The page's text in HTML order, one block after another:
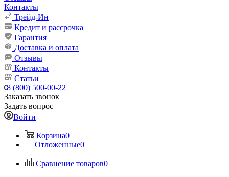
Контакты
Трейд-Ин
Кредит и рассрочка
Гарантия
Доставка и оплата
Отзывы
Контакты
Статьи
8 (800) 500-00-22
Заказать звонок
Задать вопрос
Войти
Корзина0
Отложенные0
Сравнение товаров0